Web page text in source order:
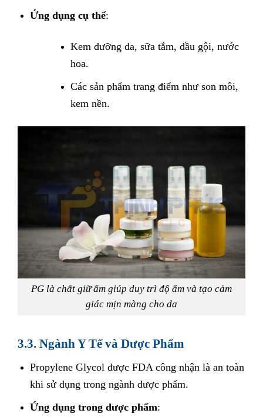
Ứng dụng cụ thể:
Kem dưỡng da, sữa tắm, dầu gội, nước
hoa.
Các sản phẩm trang điểm như son môi,
kem nền.
PG là chất giữ ẩm giúp duy trì độ ẩm và tạo cảm
giác mịn màng cho da
3.3. Ngành Y Tế và Dược Phẩm
Propylene Glycol được FDA công nhận là an toàn
khi sử dụng trong ngành dược phẩm.
Ứng dụng trong dược phẩm: